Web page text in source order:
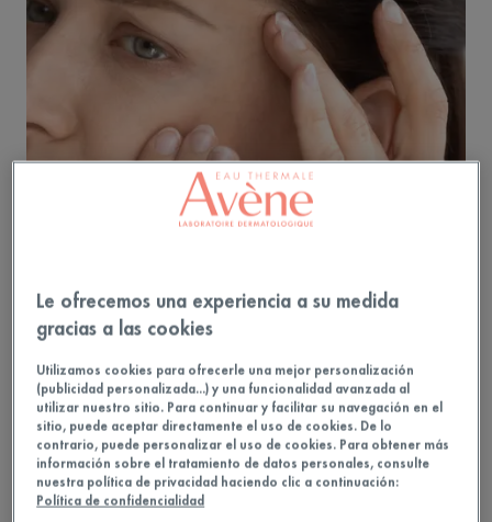
La senescencia de la piel
Originalmente, nuestra piel tiene la capacidad de
renovarse cada 28 días. Poco a poco, este
proceso se extiende a más de 30 días. Las células
más viejas se acumulan, las glándulas sebáceas no
se desempeñan tan bien, el número de melanocitos
Le ofrecemos una experiencia a su medida
gracias a las cookies
Utilizamos cookies para ofrecerle una mejor personalización
(publicidad personalizada...) y una funcionalidad avanzada al
utilizar nuestro sitio. Para continuar y facilitar su navegación en el
sitio, puede aceptar directamente el uso de cookies. De lo
contrario, puede personalizar el uso de cookies. Para obtener más
información sobre el tratamiento de datos personales, consulte
nuestra política de privacidad haciendo clic a continuación:
Política de confidencialidad